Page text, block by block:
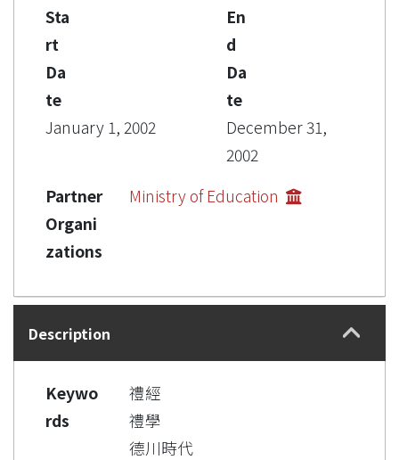
Sta
rt
Da
te
January 1, 2002
En
d
Da
te
December 31,
2002
Partner
Organi
zations
Ministry of Education
Description
Keywo
rds
禮經
禮學
德川時代